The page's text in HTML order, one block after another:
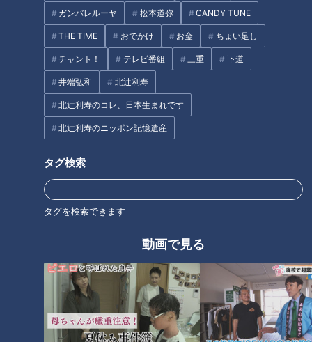
ガンバレルーヤ 松本道弥 CANDY TUNE
THE TIME おでかけ お金 ちょい足し
チャント！ テレビ番組 三重 下道
井端弘和 北辻利寿
北辻利寿のコレ、日本生まれです
北辻利寿のニッポン記憶遺産
タグ検索
タグを検索できます
動画で見る
お客さんが注文し、平日でもなんと600食は出るという超人気
の看板メニューです。
西風のたぬきそば。
人気の理由1つ目は、出てくるスピード。注文が入ると、即座
にそばを盛りつけ、つゆをかけて、ワサビ、ネギ、油揚げ、そ
して天かすをトッピング！撮影時に計測したところ、注文から